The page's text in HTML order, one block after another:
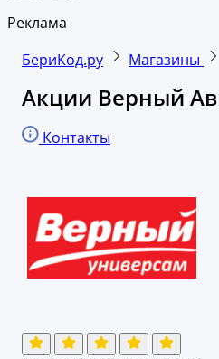
Реклама
БериКод.ру
Магазины
Акции Верный
Контакты